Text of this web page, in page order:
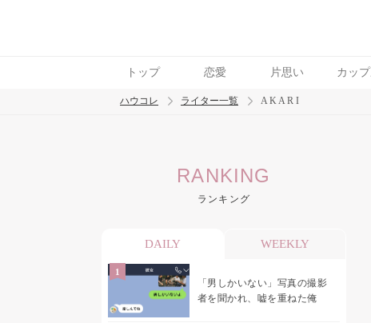
トップ 恋愛 片思い カッ
トレンド ワード
ハウコレ ライター一覧 A K A R I
RANKING
ランキング
DAILY WEEKLY
「男しかいない」写真の撮影
者を聞かれ、嘘を重ねた俺